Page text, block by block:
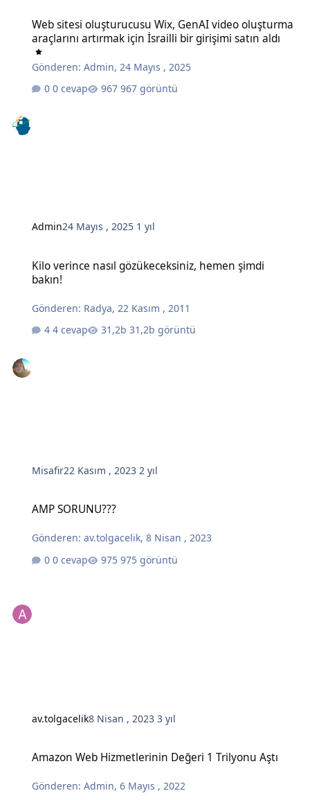
Web sitesi oluşturucusu Wix, GenAI video oluşturma
araçlarını artırmak için İsrailli bir girişimi satın aldı
Gönderen:Admin, 24 Mayıs , 2025
0 cevap
967 görüntü
Admin24 Mayıs , 2025 1 yıl
Kilo verince nasıl gözükeceksiniz, hemen şimdi
bakın!
Gönderen: Radya, 22 Kasım , 2011
4 cevap
31,2b görüntü
Misafir22 Kasım , 20232 yıl
AMP SORUNU???
Gönderen:av.tolgacelik,8 Nisan , 2023
0 cevap
975 görüntü
av.tolgacelik8 Nisan , 20233 yıl
Amazon Web Hizmetlerinin Değeri 1 Trilyonu Aştı
Gönderen:Admin,6 Mayıs , 2022